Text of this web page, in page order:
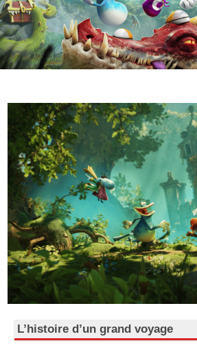
L’histoire d’un grand voyage